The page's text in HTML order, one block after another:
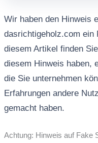
Wir haben den Hinweis
dasrichtigeholz.com ein
diesem Artikel finden
diesem Hinweis haben,
die Sie unternehmen
Erfahrungen andere
gemacht haben.
Achtung: Hinweis auf Fake